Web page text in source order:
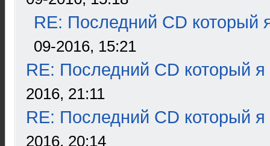
RE: Последний CD который
09-2016, 15:21
RE: Последний CD который я
2016, 21:11
RE: Последний CD который я
2016, 20:14